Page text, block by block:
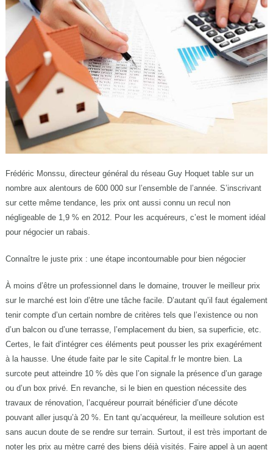
Frédéric Monssu, directeur général du réseau Guy Hoquet table sur un
nombre aux alentours de 600 000 sur l’ensemble de l’année. S’inscrivant
sur cette même tendance, les prix ont aussi connu un recul non
négligeable de 1,9 % en 2012. Pour les acquéreurs, c’est le moment idéal
pour négocier un rabais.
Connaître le juste prix : une étape incontournable pour bien négocier
À moins d’être un professionnel dans le domaine, trouver le meilleur prix
sur le marché est loin d’être une tâche facile. D’autant qu’il faut également
tenir compte d’un certain nombre de critères tels que l’existence ou non
d’un balcon ou d’une terrasse, l’emplacement du bien, sa superficie, etc.
Certes, le fait d’intégrer ces éléments peut pousser les prix exagérément
à la hausse. Une étude faite par le site Capital.fr le montre bien. La
surcote peut atteindre 10 % dès que l’on signale la présence d’un garage
ou d’un box privé. En revanche, si le bien en question nécessite des
travaux de rénovation, l’acquéreur pourrait bénéficier d’une décote
pouvant aller jusqu’à 20 %. En tant qu’acquéreur, la meilleure solution est
sans aucun doute de se rendre sur terrain. Surtout, il est très important de
noter les prix au mètre carré des biens déjà visités. Faire appel à un agent